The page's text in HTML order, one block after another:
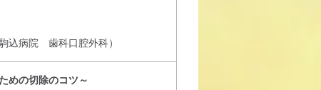
込病院 歯科口腔外科）
めの切除のコツ～